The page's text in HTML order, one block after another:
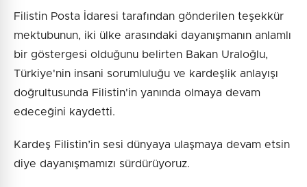
Filistin Posta İdaresi tarafından gönderilen teşekkür
mektubunun, iki ülke arasındaki dayanışmanın anlamlı
bir göstergesi olduğunu belirten Bakan Uraloğlu,
Türkiye'nin insani sorumluluğu ve kardeşlik anlayışı
doğrultusunda Filistin'in yanında olmaya devam
edeceğini kaydetti.
Kardeş Filistin’in sesi dünyaya ulaşmaya devam etsin
diye dayanışmamızı sürdürüyoruz.